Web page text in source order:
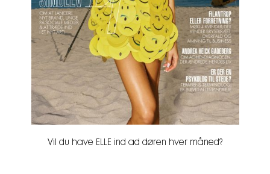
Vil du have ELLE ind ad døren hver måned?